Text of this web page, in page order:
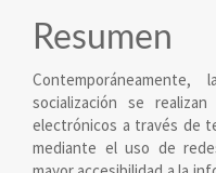
artículo
Resumen
socialización se
electrónicos a través de
mediante el uso de